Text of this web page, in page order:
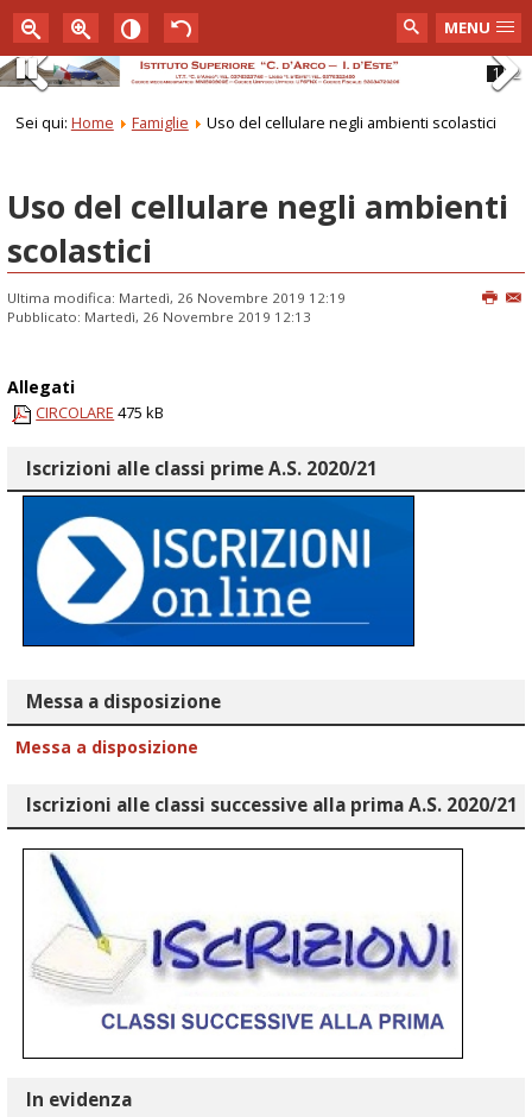
MENU
1
2
Pause
Sei qui: Home Famiglie Uso del cellulare negli ambienti scolastici
Uso del cellulare negli ambienti
scolastici
Ultima modifica: Martedì, 26 Novembre 2019 12:19
Pubblicato: Martedì, 26 Novembre 2019 12:13
Allegati
CIRCOLARE 475 kB
Iscrizioni alle classi prime A.S. 2020/21
Messa a disposizione
Messa a disposizione
Iscrizioni alle classi successive alla prima A.S. 2020/21
In evidenza